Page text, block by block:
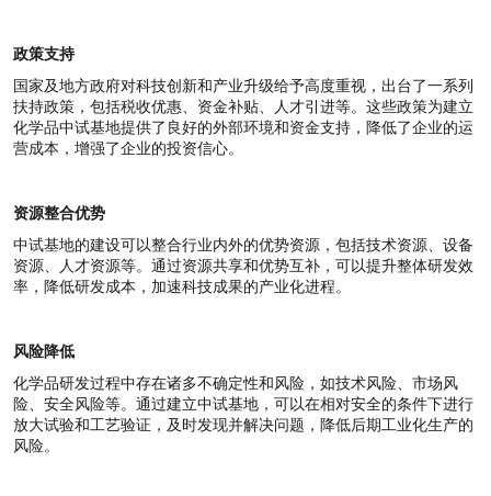
政策支持
国家及地方政府对科技创新和产业升级给予高度重视，出台了一系列
扶持政策，包括税收优惠、资金补贴、人才引进等。这些政策为建立
化学品中试基地提供了良好的外部环境和资金支持，降低了企业的运
营成本，增强了企业的投资信心。
资源整合优势
中试基地的建设可以整合行业内外的优势资源，包括技术资源、设备
资源、人才资源等。通过资源共享和优势互补，可以提升整体研发效
率，降低研发成本，加速科技成果的产业化进程。
风险降低
化学品研发过程中存在诸多不确定性和风险，如技术风险、市场风
险、安全风险等。通过建立中试基地，可以在相对安全的条件下进行
放大试验和工艺验证，及时发现并解决问题，降低后期工业化生产的
风险。